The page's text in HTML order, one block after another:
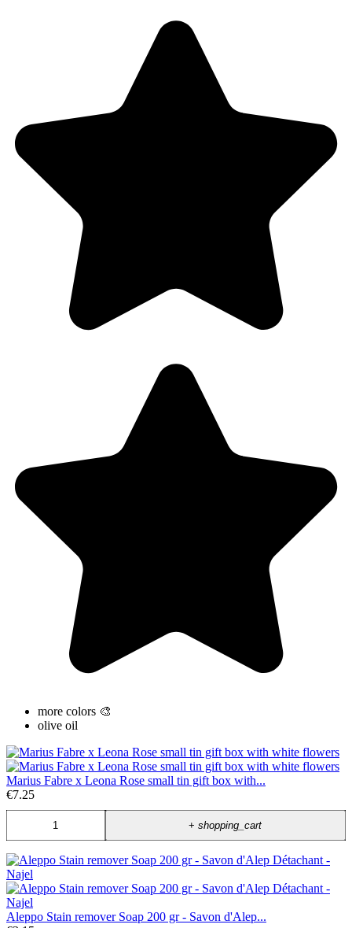
more colors 🎨
olive oil
Marius Fabre x Leona Rose small tin gift box with...
€7.25
+shopping_cart
Aleppo Stain remover Soap 200 gr - Savon d'Alep...